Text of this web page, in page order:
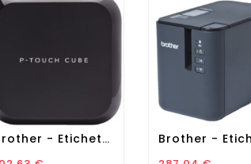
Brother - Etichettatrice -...